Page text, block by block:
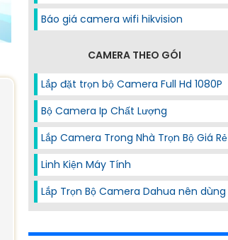
Báo giá camera wifi hikvision
CAMERA THEO GÓI
Lắp đặt trọn bộ Camera Full Hd 1080P
Bộ Camera Ip Chất Lượng
Lắp Camera Trong Nhà Trọn Bộ Giá Rẻ
Linh Kiện Máy Tính
Lắp Trọn Bộ Camera Dahua nên dùng